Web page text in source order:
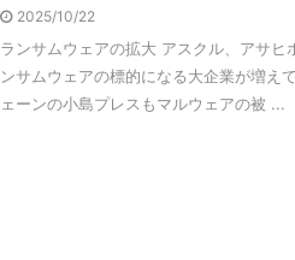
2025/10/22
ランサムウェアの拡大 アスクル、アサヒ
ンサムウェアの標的になる大企業が増
ェーンの小島プレスもマルウェアの被 ...